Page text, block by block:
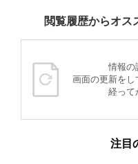
閲覧履歴からオス
情報の
画面の更新をし
経って
注目